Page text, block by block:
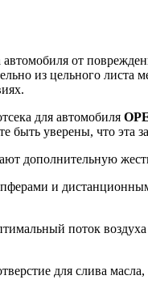
от
из цельного
для автомобиля
быть уверены, что эта
дополнительную
и
поток
для слива